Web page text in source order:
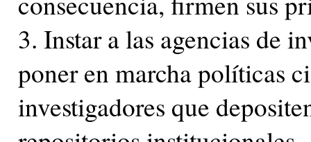
3. Instar a las agencias de
poner en marcha políticas
investigadores que